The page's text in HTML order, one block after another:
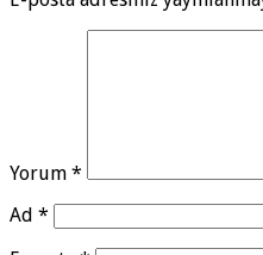
Yorum *
Ad *